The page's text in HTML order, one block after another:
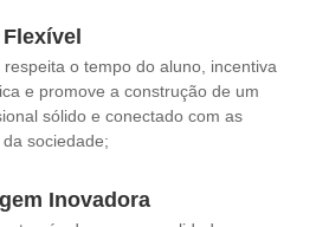
para o setor de ensino.
e esteja preparado para
na educação, promovendo uma
criativa!
o tempo do aluno, incentiva
e promove a construção de um
sólido e conectado com as
sociedade;
Inovadora